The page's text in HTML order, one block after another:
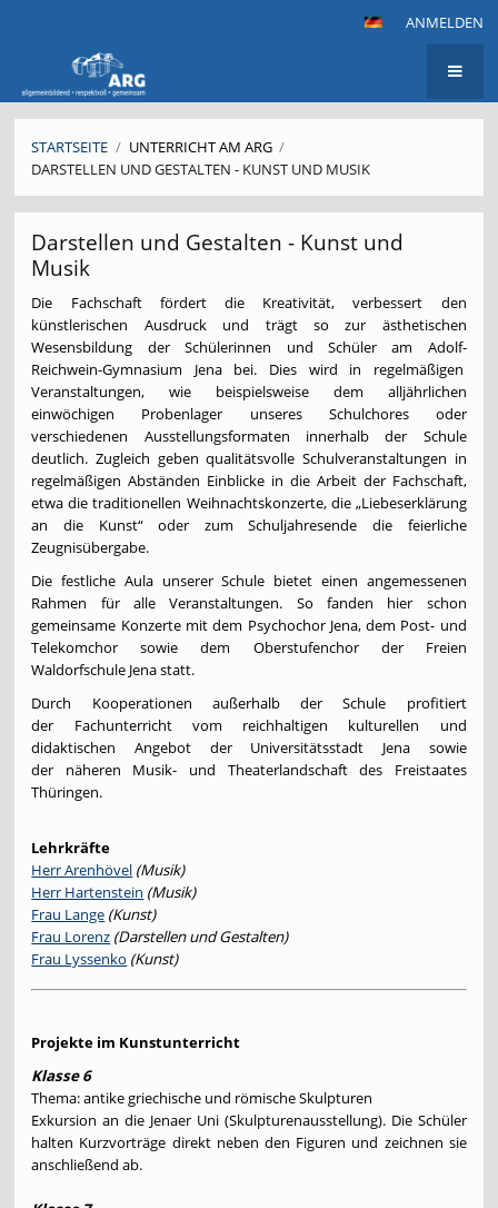
ANMELDEN
STARTSEITE / UNTERRICHT AM ARG /
DARSTELLEN UND GESTALTEN - KUNST UND MUSIK
Darstellen
und
Gestalten
Kunst
und
Musik
Darstellen und Gestalten - Kunst und
Musik
Die Fachschaft fördert die Kreativität, verbessert den
künstlerischen Ausdruck und trägt so zur ästhetischen
Wesensbildung der Schülerinnen und Schüler am Adolf-
Reichwein-Gymnasium Jena bei. Dies wird in regelmäßigen
Veranstaltungen, wie beispielsweise dem alljährlichen
einwöchigen Probenlager unseres Schulchores oder
verschiedenen Ausstellungsformaten innerhalb der Schule
deutlich. Zugleich geben qualitätsvolle Schulveranstaltungen in
regelmäßigen Abständen Einblicke in die Arbeit der Fachschaft,
etwa die traditionellen Weihnachtskonzerte, die „Liebeserklärung
an die Kunst“ oder zum Schuljahresende die feierliche
Zeugnisübergabe.
Die festliche Aula unserer Schule bietet einen angemessenen
Rahmen für alle Veranstaltungen. So fanden hier schon
gemeinsame Konzerte mit dem Psychochor Jena, dem Post- und
Telekomchor sowie dem Oberstufenchor der Freien
Waldorfschule Jena statt.
Durch Kooperationen außerhalb der Schule profitiert
der Fachunterricht vom reichhaltigen kulturellen und
didaktischen Angebot der Universitätsstadt Jena sowie
der näheren Musik- und Theaterlandschaft des Freistaates
Thüringen.
Lehrkräfte
Herr Arenhövel (Musik)
Herr Hartenstein (Musik)
Frau Lange (Kunst)
Frau Lorenz (Darstellen und Gestalten)
Frau Lyssenko (Kunst)
Projekte im Kunstunterricht
Klasse 6
Thema: antike griechische und römische Skulpturen
Exkursion an die Jenaer Uni (Skulpturenausstellung). Die Schüler
halten Kurzvorträge direkt neben den Figuren und zeichnen sie
anschließend ab.